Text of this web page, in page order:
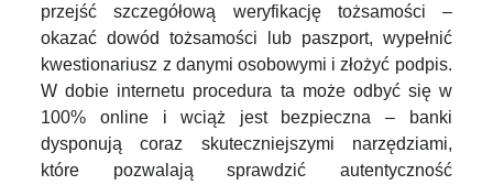
przejść szczegółową weryfikację tożsamości –
okazać dowód tożsamości lub paszport, wypełnić
kwestionariusz z danymi osobowymi i złożyć podpis.
W dobie internetu procedura ta może odbyć się w
100% online i wciąż jest bezpieczna – banki
dysponują coraz skuteczniejszymi narzędziami,
które pozwalają sprawdzić autentyczność